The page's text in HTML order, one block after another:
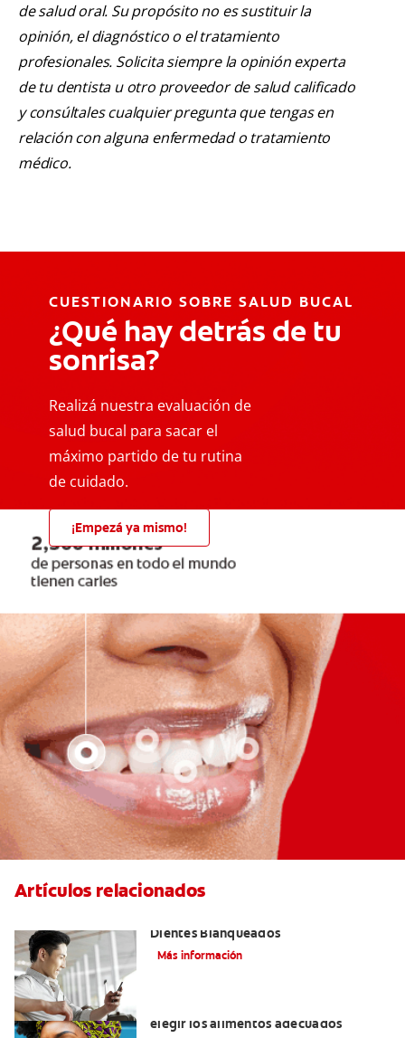
de salud oral. Su propósito no es sustituir la
opinión, el diagnóstico o el tratamiento
profesionales. Solicita siempre la opinión experta
de tu dentista u otro proveedor de salud calificado
y consúltales cualquier pregunta que tengas en
relación con alguna enfermedad o tratamiento
médico.
CUESTIONARIO SOBRE SALUD BUCAL
¿Qué hay detrás de tu
sonrisa?
Realizá nuestra evaluación de
salud bucal para sacar el
máximo partido de tu rutina
de cuidado.
¡Empezá ya mismo!
Artículos relacionados
Dientes Blanqueados
Más información
elegir los alimentos adecuados